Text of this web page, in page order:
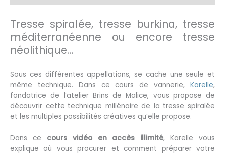
Tresse spiralée, tresse burkina, tresse
méditerranéenne ou encore tresse
néolithique…
Sous ces différentes appellations, se cache une seule et
même technique. Dans ce cours de vannerie, Karelle,
fondatrice de l’atelier Brins de Malice, vous propose de
découvrir cette technique millénaire de la tresse spiralée
et les multiples possibilités créatives qu’elle propose.
Dans ce cours vidéo en accès illimité, Karelle vous
explique où vous procurer et comment préparer votre